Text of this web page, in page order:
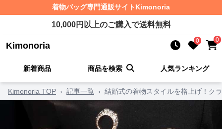
着物バッグ専門通販サイト Kimonoria
10,000円以上のご購入で送料無料
Kimonoria 0 0
新着商品 商品を検索 人気ランキング
Kimonoria TOP › 記事一覧 › 結婚式の着物スタイルを格上げ！ク